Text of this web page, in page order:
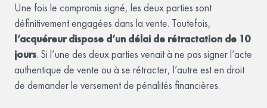
Une fois le compromis signé, les deux parties sont
définitivement engagées dans la vente. Toutefois,
l’acquéreur dispose d’un délai de rétractation de 10
jours. Si l’une des deux parties venait à ne pas signer l’acte
authentique de vente ou à se rétracter, l’autre est en droit
de demander le versement de pénalités financières.